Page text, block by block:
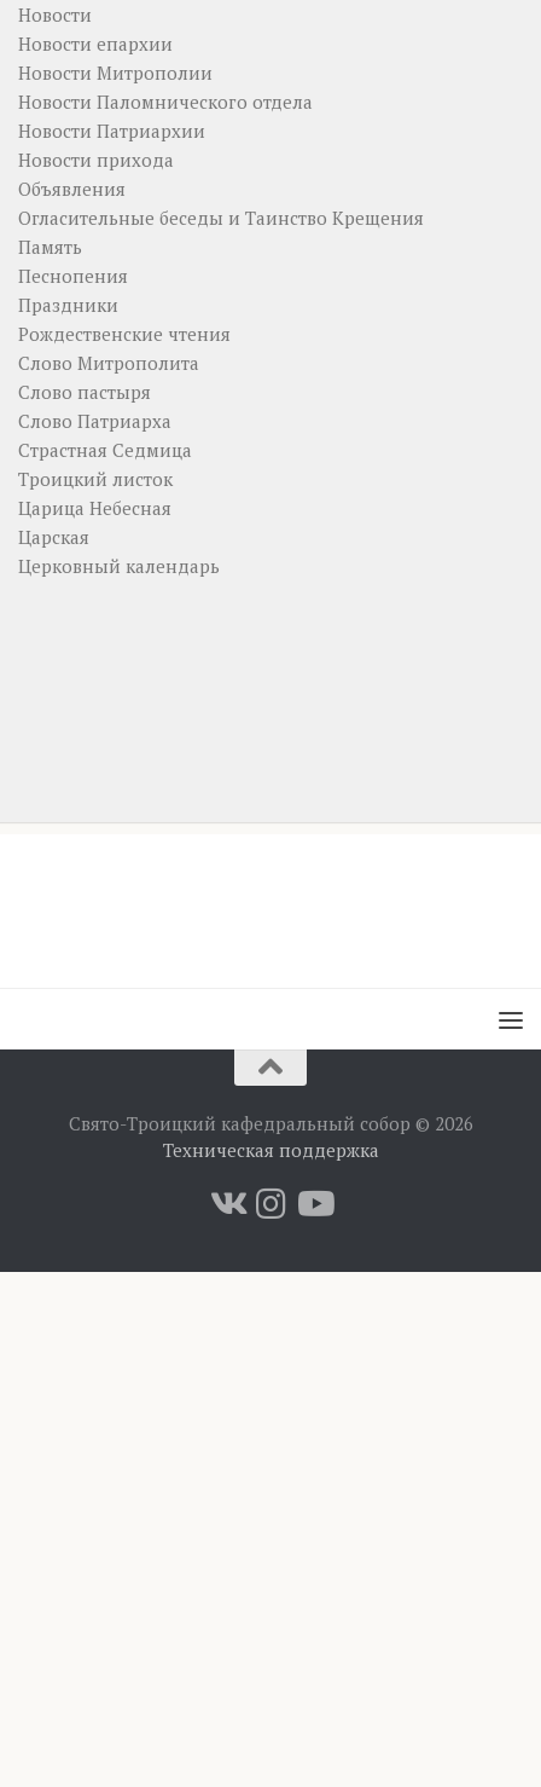
Новости
Новости епархии
Новости Митрополии
Новости Паломнического отдела
Новости Патриархии
Новости прихода
Объявления
Огласительные беседы и Таинство Крещения
Память
Песнопения
Праздники
Рождественские чтения
Слово Митрополита
Слово пастыря
Слово Патриарха
Страстная Седмица
Троицкий листок
Царица Небесная
Царская
Церковный календарь
Свято-Троицкий кафедральный собор © 2026
Техническая поддержка